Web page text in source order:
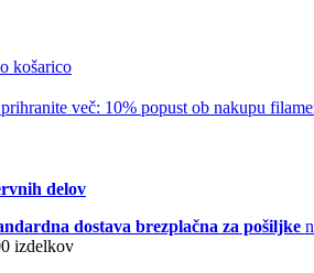
košarico
več: 10% popust ob nakupu
delov
dostava brezplačna za pošiljke
izdelkov